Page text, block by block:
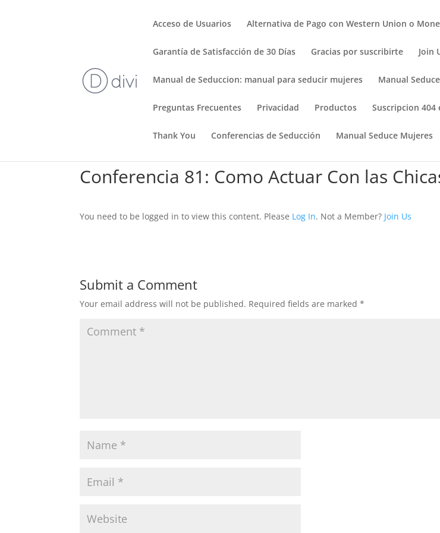
Acceso de Usuarios Alternativa de Pago con Western Union o
Garantía de Satisfacción de 30 Días Gracias por suscribirte Join
Manual de Seduccion: manual para seducir mujeres Manual
Preguntas Frecuentes Privacidad Productos Suscripcion 404
Thank You Conferencias de Seducción Manual Seduce Mujeres
Conferencia 81: Como Actuar Con las
You need to be logged in to view this content. Please Log In. Not a Member? Join Us
Submit a Comment
Your email address will not be published. Required fields are marked*